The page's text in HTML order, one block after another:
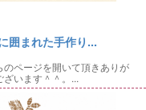
囲まれた手作り...
のページを開いて頂きありが
ざいます＾＾。...